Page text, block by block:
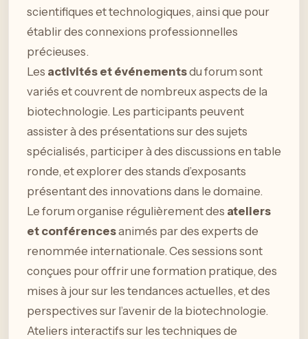
scientifiques et technologiques, ainsi que pour
établir des connexions professionnelles
précieuses.
Les activités et événementsdu forum sont
variés et couvrent de nombreux aspects de la
biotechnologie. Les participants peuvent
assister à des présentations sur des sujets
spécialisés, participer à des discussions en table
ronde, et explorer des stands d’exposants
présentant des innovations dans le domaine.
Le forum organise régulièrement des ateliers
et conférencesanimés par des experts de
renommée internationale. Ces sessions sont
conçues pour offrir une formation pratique, des
mises à jour sur les tendances actuelles, et des
perspectives sur l’avenir de la biotechnologie.
Ateliers interactifs sur les techniques de